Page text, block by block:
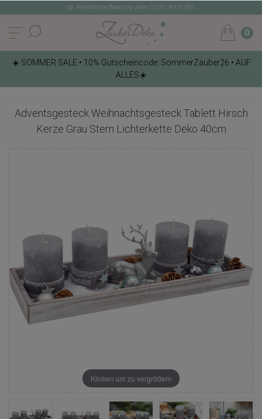
Persönliche Beratung unter: 02261-8175180
0
☀️ SOMMER SALE • 10% Gutscheincode: SommerZauber26 • AUF
ALLES☀️
Adventsgesteck Weihnachtsgesteck Tablett Hirsch
Kerze Grau Stern Lichterkette Deko 40cm
Klicken um zu vergrößern